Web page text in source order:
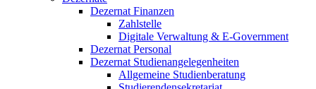
Dezernat Finanzen
Zahlstelle
Digitale Verwaltung & E-Government
Dezernat Personal
Dezernat Studienangelegenheiten
Allgemeine Studienberatung